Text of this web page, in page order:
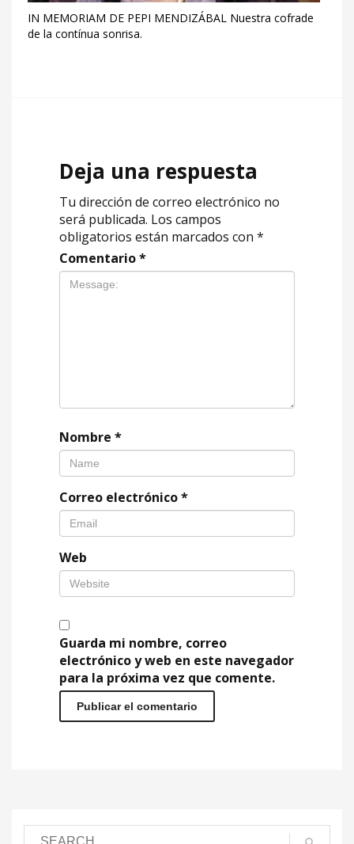
IN MEMORIAM DE PEPI MENDIZÁBAL Nuestra cofrade
de la contínua sonrisa.
Deja una respuesta
Tu dirección de correo electrónico no
será publicada. Los campos
obligatorios están marcados con *
Comentario*
Nombre *
Correo electrónico*
Web
Guarda mi nombre, correo
electrónico y web en este navegador
para la próxima vez que comente.